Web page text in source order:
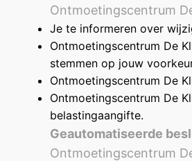
Ontmoetingscentrum
Je te informeren over
Ontmoetingscentrum De
stemmen op jouw
Ontmoetingscentrum De
Ontmoetingscentrum De
belastingaangifte.
Geautomatiseerde
Ontmoetingscentrum